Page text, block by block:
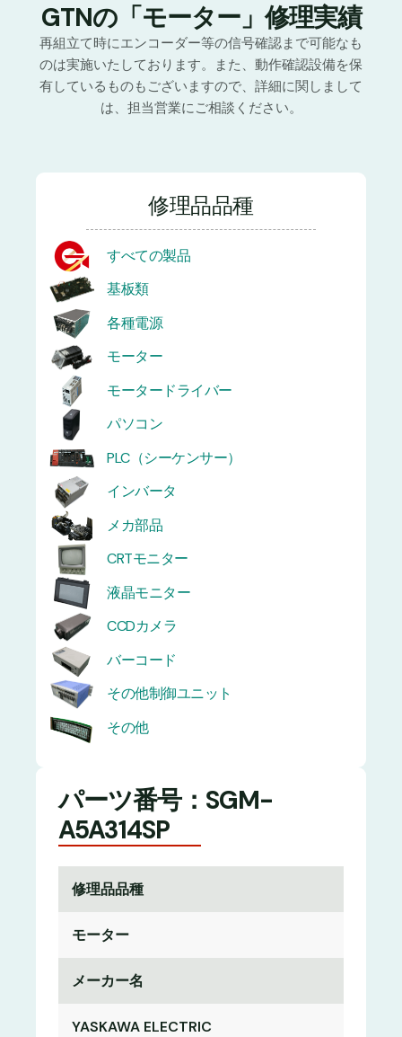
GTNの「モーター」修理実績
再組立て時にエンコーダー等の信号確認まで可能なも
のは実施いたしております。また、動作確認設備を保
有しているものもございますので、詳細に関しまして
は、担当営業にご相談ください。
修理品品種
すべての製品
基板類
各種電源
モーター
モータードライバー
パソコン
PLC（シーケンサー）
インバータ
メカ部品
CRTモニター
液晶モニター
CCDカメラ
バーコード
その他制御ユニット
その他
パーツ番号：SGM-
A5A314SP
修理品品種
モーター
メーカー名
YASKAWA ELECTRIC